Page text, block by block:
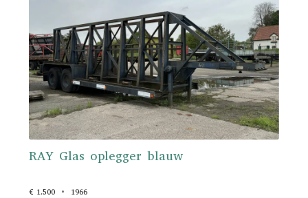
RAY Glas oplegger blauw
€ 1.500 1966